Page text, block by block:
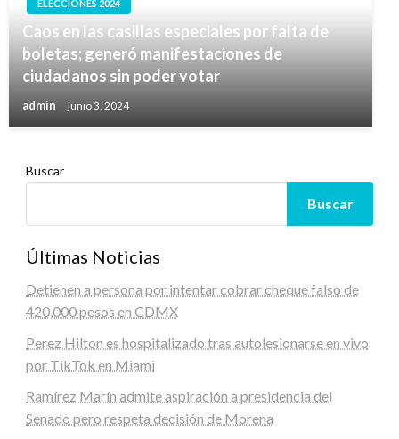
ELECCIONES 2024
Caos en las casillas especiales por falta de
boletas; generó manifestaciones de
ciudadanos sin poder votar
admin junio 3, 2024
Buscar
Buscar
Últimas Noticias
Detienen a persona por intentar cobrar cheque falso de
420,000 pesos en CDMX
Perez Hilton es hospitalizado tras autolesionarse en vivo
por TikTok en Miami
Ramírez Marín admite aspiración a presidencia del
Senado pero respeta decisión de Morena